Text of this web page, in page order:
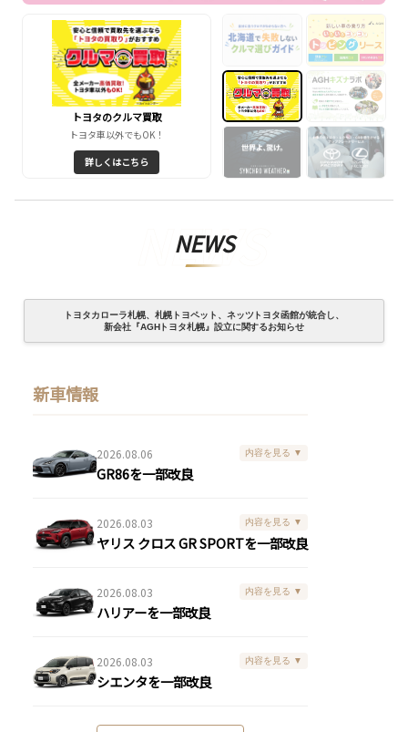
トヨタのクルマ買取
トヨタ車以外でもOK！
詳しくはこちら
AGHキズナラボ
見て･学んで･体験！
詳しくはこちら
NEWS
トヨタカローラ札幌、札幌トヨペット、ネッツトヨタ函館が統合し、
新会社『AGHトヨタ札幌』設立に関するお知らせ
新車情報
2026.08.06 内容を見る ▼
GR86を一部改良
2026.08.03 内容を見る ▼
ヤリス クロス GR SPORTを一部改良
2026.08.03 内容を見る ▼
ハリアーを一部改良
2026.08.03 内容を見る ▼
シエンタを一部改良